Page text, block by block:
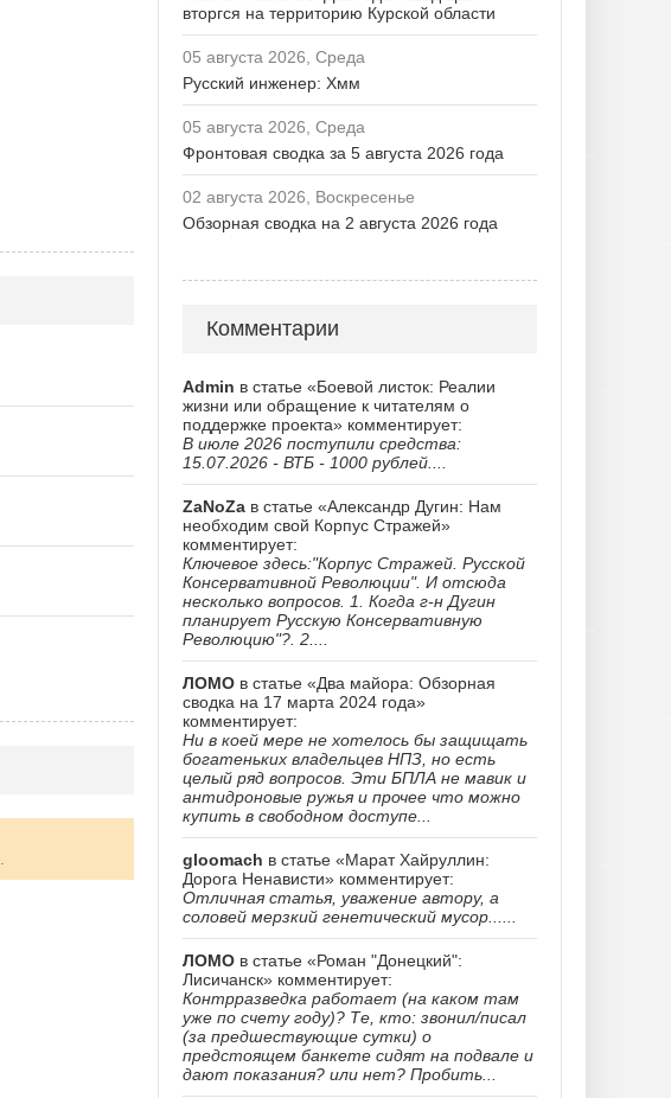
вторгся на территорию Курской области
05 августа 2026, Среда
Русский инженер: Хмм
05 августа 2026, Среда
Фронтовая сводка за 5 августа 2026 года
02 августа 2026, Воскресенье
Обзорная сводка на 2 августа 2026 года
Комментарии
Admin в статье «Боевой листок: Реалии
жизни или обращение к читателям о
поддержке проекта» комментирует:
В июле 2026 поступили средства:
15.07.2026 - ВТБ - 1000 рублей....
ZaNoZa в статье «Александр Дугин: Нам
необходим свой Корпус Стражей»
комментирует:
Ключевое здесь:"Корпус Стражей. Русской
Консервативной Революции". И отсюда
несколько вопросов. 1. Когда г-н Дугин
планирует Русскую Консервативную
Революцию"?. 2....
ЛОМО в статье «Два майора: Обзорная
сводка на 17 марта 2024 года»
комментирует:
Ни в коей мере не хотелось бы защищать
богатеньких владельцев НПЗ, но есть
целый ряд вопросов. Эти БПЛА не мавик и
антидроновые ружья и прочее что можно
купить в свободном доступе...
gloomach в статье «Марат Хайруллин:
Дорога Ненависти» комментирует:
Отличная статья, уважение автору, а
соловей мерзкий генетический мусор......
ЛОМО в статье «Роман "Донецкий":
Лисичанск» комментирует:
Контрразведка работает (на каком там
уже по счету году)? Те, кто: звонил/писал
(за предшествующие сутки) о
предстоящем банкете сидят на подвале и
дают показания? или нет? Пробить...